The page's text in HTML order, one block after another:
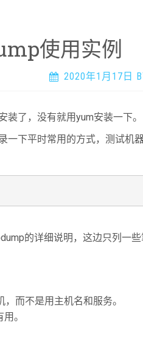
使用实例
2020年1月17日
了，没有就用yum安装一下。
下平时常用的方式，测试机
的详细说明，这边只列一些
而不是用主机名和服务。
。